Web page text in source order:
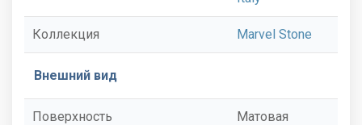
Коллекция Marvel Stone
Внешний вид
Поверхность Матовая